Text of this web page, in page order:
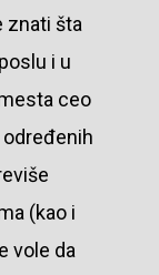
znati šta
i u
ceo
(kao i
vole da